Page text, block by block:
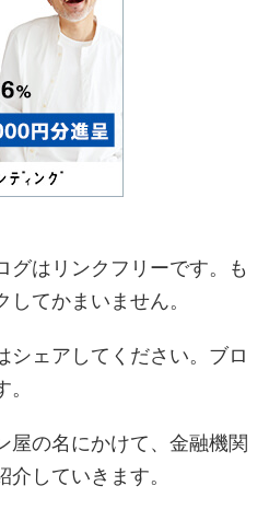
グはリンクフリーです。も
てかまいません。
シェアしてください。ブロ
屋の名にかけて、金融機関
していきます。